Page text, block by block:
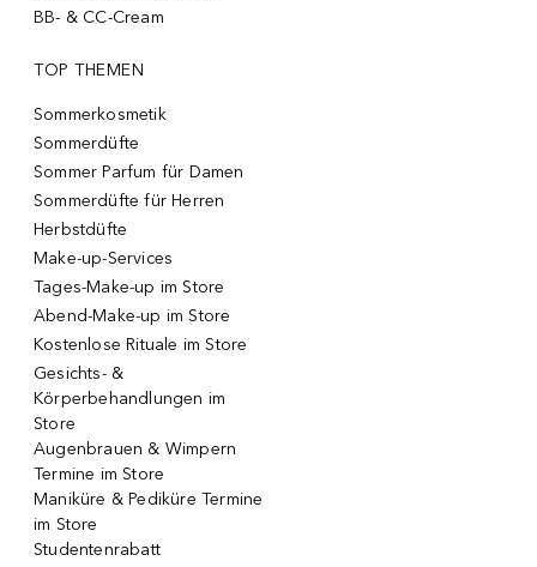
BB- & CC-Cream
TOP THEMEN
Sommerkosmetik
Sommerdüfte
Sommer Parfum für Damen
Sommerdüfte für Herren
Herbstdüfte
Make-up-Services
Tages-Make-up im Store
Abend-Make-up im Store
Kostenlose Rituale im Store
Gesichts- &
Körperbehandlungen im
Store
Augenbrauen & Wimpern
Termine im Store
Maniküre & Pediküre Termine
im Store
Studentenrabatt